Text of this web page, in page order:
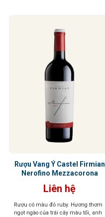
Rượu Vang Ý Castel Firmian
Nerofino Mezzacorona
Liên hệ
Rượu có màu đỏ ruby. Hương thơm
ngọt ngào của trái cây màu tối, anh